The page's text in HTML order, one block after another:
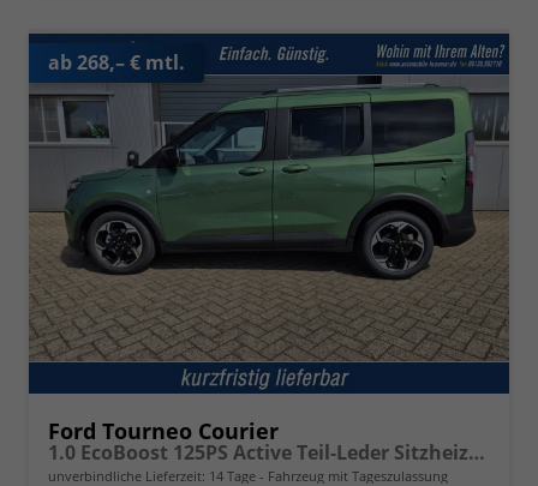
ab 268,– € mtl.
Ford Tourneo Courier
1.0 EcoBoost 125PS Active Teil-Leder Sitzheizung Lenkradheizung Klimaautomatik PDC v+h Rückf.-Kamera ACC TWA Frontscheibe beheizb. Ford-Navi SYNC4 Apple CarPlay + Android Auto
unverbindliche Lieferzeit: 14 Tage Fahrzeug mit Tageszulassung